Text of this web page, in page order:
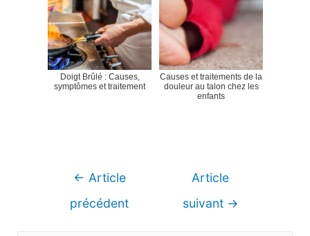
Doigt Brûlé : Causes,
symptômes et traitement
Causes et traitements de la
douleur au talon chez les
enfants
Navigation
← Article
précédent
Article
suivant →